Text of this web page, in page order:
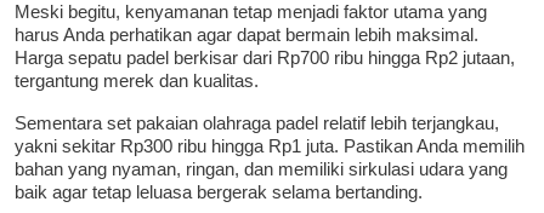
Meski begitu, kenyamanan tetap menjadi faktor utama yang
harus Anda perhatikan agar dapat bermain lebih maksimal.
Harga sepatu padel berkisar dari Rp700 ribu hingga Rp2 jutaan,
tergantung merek dan kualitas.
Sementara set pakaian olahraga padel relatif lebih terjangkau,
yakni sekitar Rp300 ribu hingga Rp1 juta. Pastikan Anda memilih
bahan yang nyaman, ringan, dan memiliki sirkulasi udara yang
baik agar tetap leluasa bergerak selama bertanding.